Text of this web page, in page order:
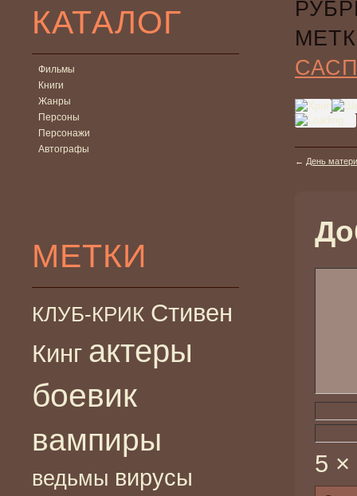
КАТАЛОГ
Фильмы
Книги
Жанры
Персоны
Персонажи
Автографы
МЕТКИ
КЛУБ-КРИК Стивен
Кинг актеры
боевик
вампиры
ведьмы вирусы
← День
5